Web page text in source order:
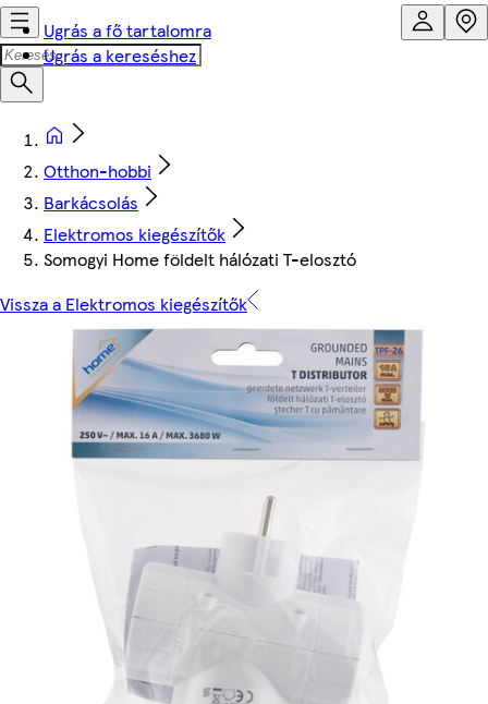
Ugrás a fő tartalomra
Ugrás a kereséshez
Otthon-hobbi
Barkácsolás
Elektromos kiegészítők
Somogyi Home földelt hálózati T-elosztó
Vissza a Elektromos kiegészítők